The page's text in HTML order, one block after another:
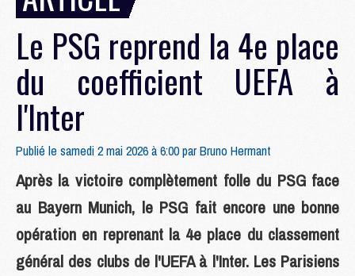
Le PSG reprend la 4e place
du coefficient UEFA à
l'Inter
Publié le samedi 2 mai 2026 à 6:00 parBruno Hermant
Après la victoire complètement folle du PSG face
au Bayern Munich, le PSG fait encore une bonne
opération en reprenant la 4e place du classement
général des clubs de l'UEFA à l'Inter. Les Parisiens